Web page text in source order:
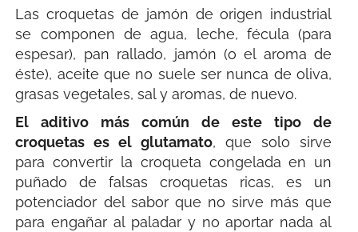
Las croquetas de jamón de origen industrial
se componen de agua, leche, fécula (para
espesar), pan rallado, jamón (o el aroma de
éste), aceite que no suele ser nunca de oliva,
grasas vegetales, sal y aromas, de nuevo.
El aditivo más común de este tipo de
croquetas es el glutamato, que solo sirve
para convertir la croqueta congelada en un
puñado de falsas croquetas ricas, es un
potenciador del sabor que no sirve más que
para engañar al paladar y no aportar nada al